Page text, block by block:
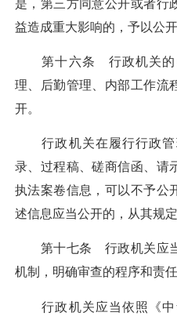
是，第三方同意公开或者行
益造成重大影响的，予以公开
第十六条 行政机关的
理、后勤管理、内部工作流
开。
行政机关在履行行政管
录、过程稿、磋商信函、请
执法案卷信息，可以不予公
述信息应当公开的，从其规定
第十七条 行政机关应当
机制，明确审查的程序和责任
行政机关应当依照《中